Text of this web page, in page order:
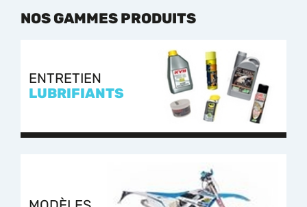
NOS GAMMES PRODUITS
ENTRETIEN
LUBRIFIANTS